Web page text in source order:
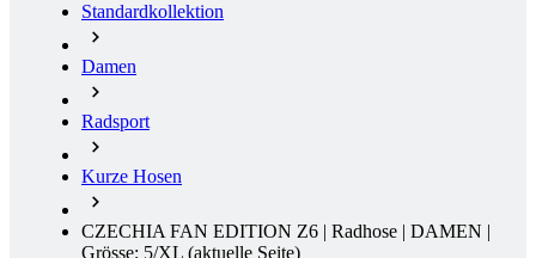
Radsport
Kurze Hosen
CZECHIA FAN EDITION Z6 | Radhose | DAMEN |
Grösse: 5/XL